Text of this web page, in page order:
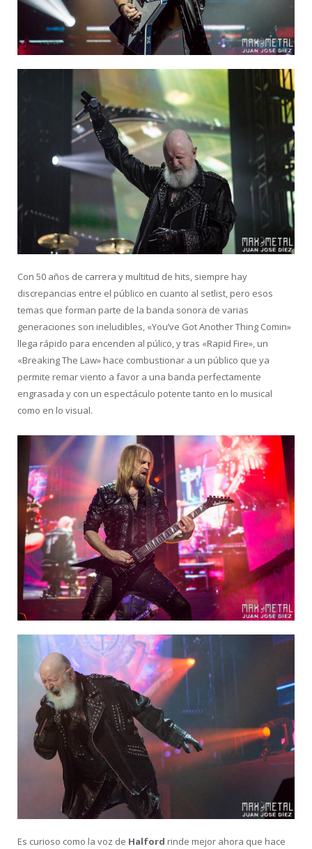
Con 50 años de carrera y multitud de hits, siempre hay
discrepancias entre el público en cuanto al setlist, pero esos
temas que forman parte de la banda sonora de varias
generaciones son ineludibles, «You’ve Got Another Thing Comin»
llega rápido para encenden al púlico, y tras «Rapid Fire», un
«Breaking The Law» hace combustionar a un público que ya
permite remar viento a favor a una banda perfectamente
engrasada y con un espectáculo potente tanto en lo musical
como en lo visual.
Es curioso como la voz de Halford rinde mejor ahora que hace